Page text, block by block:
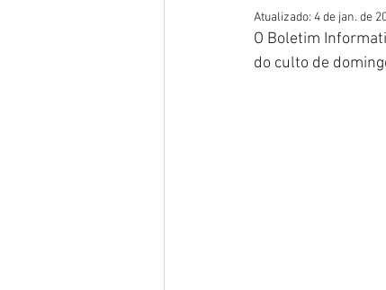
Atualizado: 4 de jan. de
O Boletim
do culto de